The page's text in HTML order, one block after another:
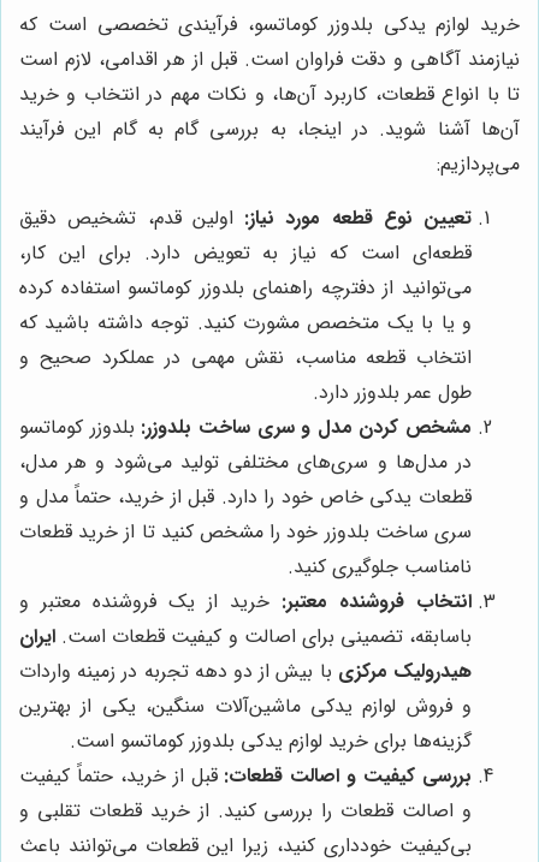
خرید لوازم یدکی بلدوزر کوماتسو، فرآیندی تخصصی است که
نیازمند آگاهی و دقت فراوان است. قبل از هر اقدامی، لازم است
تا با انواع قطعات، کاربرد آن‌ها، و نکات مهم در انتخاب و خرید
آن‌ها آشنا شوید. در اینجا، به بررسی گام به گام این فرآیند
می‌پردازیم:
تعیین نوع قطعه مورد نیاز: اولین قدم، تشخیص دقیق
قطعه‌ای است که نیاز به تعویض دارد. برای این کار،
می‌توانید از دفترچه راهنمای بلدوزر کوماتسو استفاده کرده
و یا با یک متخصص مشورت کنید. توجه داشته باشید که
انتخاب قطعه مناسب، نقش مهمی در عملکرد صحیح و
طول عمر بلدوزر دارد.
مشخص کردن مدل و سری ساخت بلدوزر: بلدوزر کوماتسو
در مدل‌ها و سری‌های مختلفی تولید می‌شود و هر مدل،
قطعات یدکی خاص خود را دارد. قبل از خرید، حتماً مدل و
سری ساخت بلدوزر خود را مشخص کنید تا از خرید قطعات
نامناسب جلوگیری کنید.
انتخاب فروشنده معتبر: خرید از یک فروشنده معتبر و
باسابقه، تضمینی برای اصالت و کیفیت قطعات است. ایران
هیدرولیک مرکزی با بیش از دو دهه تجربه در زمینه واردات
و فروش لوازم یدکی ماشین‌آلات سنگین، یکی از بهترین
گزینه‌ها برای خرید لوازم یدکی بلدوزر کوماتسو است.
بررسی کیفیت و اصالت قطعات: قبل از خرید، حتماً کیفیت
و اصالت قطعات را بررسی کنید. از خرید قطعات تقلبی و
بی‌کیفیت خودداری کنید، زیرا این قطعات می‌توانند باعث